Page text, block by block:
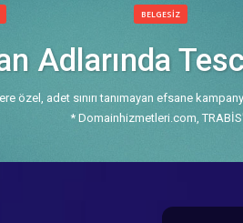
BELGESİZ
Adlarında
özel, adet sınırı tanımayan efsane
* Domainhizmetleri.com,